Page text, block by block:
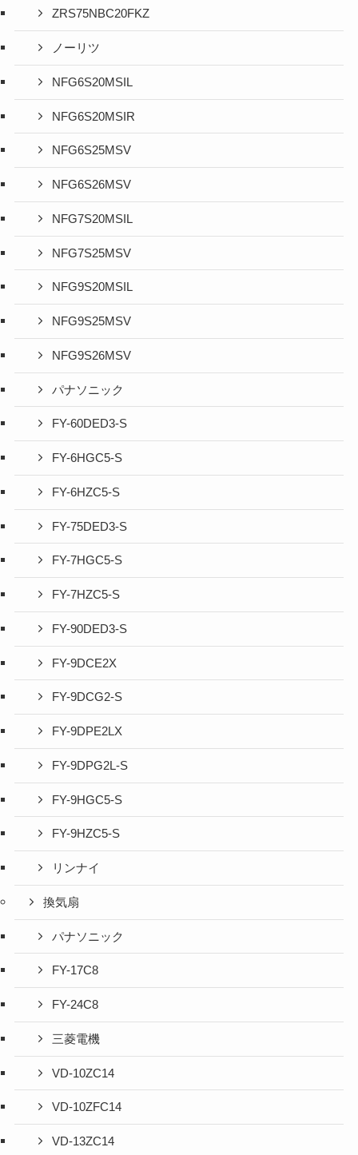
ZRS75NBC20FKZ
ノーリツ
NFG6S20MSIL
NFG6S20MSIR
NFG6S25MSV
NFG6S26MSV
NFG7S20MSIL
NFG7S25MSV
NFG9S20MSIL
NFG9S25MSV
NFG9S26MSV
パナソニック
FY-60DED3-S
FY-6HGC5-S
FY-6HZC5-S
FY-75DED3-S
FY-7HGC5-S
FY-7HZC5-S
FY-90DED3-S
FY-9DCE2X
FY-9DCG2-S
FY-9DPE2LX
FY-9DPG2L-S
FY-9HGC5-S
FY-9HZC5-S
リンナイ
換気扇
パナソニック
FY-17C8
FY-24C8
三菱電機
VD-10ZC14
VD-10ZFC14
VD-13ZC14